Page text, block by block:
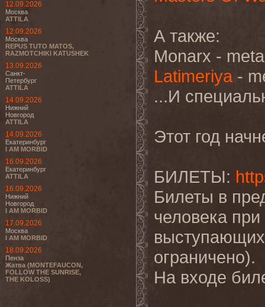
12.09.2026
Москва
ATTILA
12.09.2026
Москва
REPUS TUTO MATOS,
RAZMOTCHIKI KATUSHEK
13.09.2026
Санкт-
Петербург
ATTILA
14.09.2026
Нижний
Новгород
ATTILA
14.09.2026
Екатеринбург
I AM MORBID
16.09.2026
Екатеринбург
ATTILA
16.09.2026
Нижний
Новгород
I AM MORBID
17.09.2026
Москва
I AM MORBID
18.09.2026
Пенза
Жатва (MONTEFAUCON,
FOLLOW THE SUNRISE,
THE KOLOSS)
А также:
Monarx -
Latimeriya -
...И
Этот год
БИЛЕТЫ:
Билеты в
человека при
выступающих
ограничено).
На входе